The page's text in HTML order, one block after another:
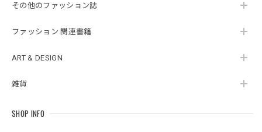
その他のファッション誌
ファッション 関連書籍
ART & DESIGN
雑貨
SHOP INFO